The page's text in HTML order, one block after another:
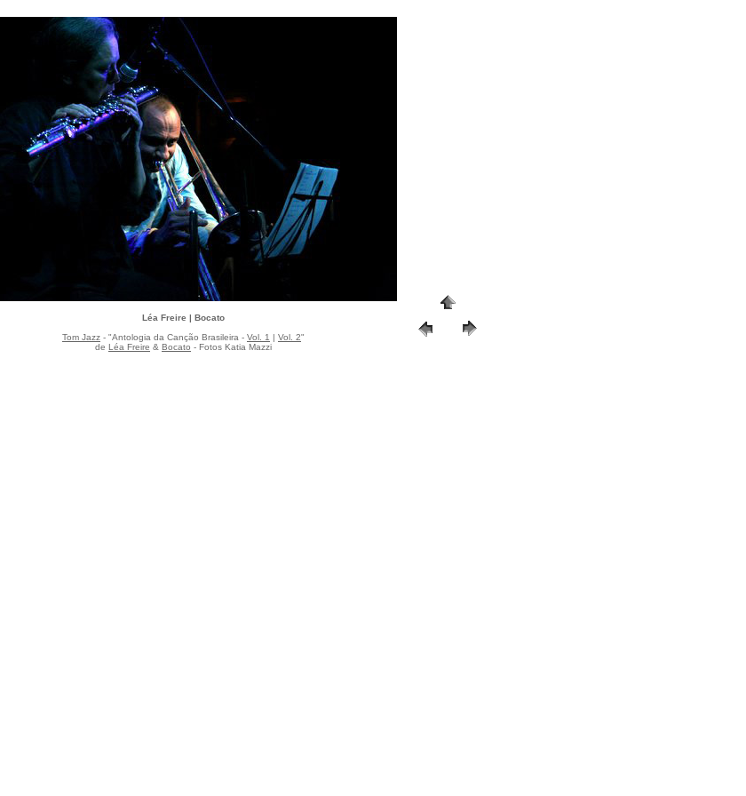
Léa Freire | Bocato
Tom Jazz - "Antologia da Canção Brasileira - Vol. 1 | Vol. 2"
de Léa Freire & Bocato - Fotos Katia Mazzi